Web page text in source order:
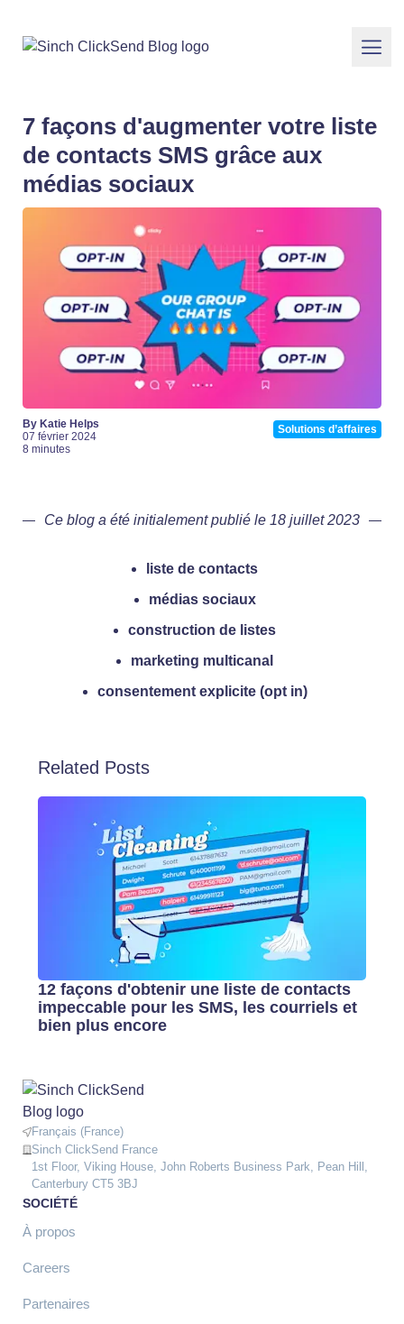
7 façons d'augmenter votre liste
de contacts SMS grâce aux
médias sociaux
By Katie Helps
07 février 2024
8 minutes
Solutions d’affaires
Ce blog a été initialement publié le 18 juillet 2023
liste de contacts
médias sociaux
construction de listes
marketing multicanal
consentement explicite (opt in)
Related Posts
12 façons d'obtenir une liste de contacts
impeccable pour les SMS, les courriels et
bien plus encore
Français (France)
Sinch ClickSend France
1st Floor, Viking House, John Roberts Business Park, Pean Hill,
Canterbury CT5 3BJ
SOCIÉTÉ
À propos
Careers
Partenaires